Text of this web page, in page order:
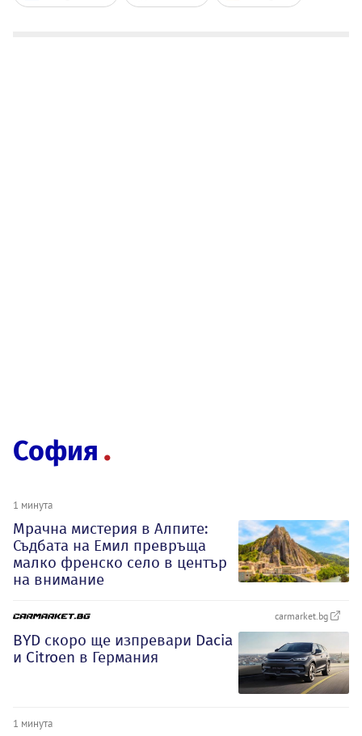
София
1 минута
Мрачна мистерия в Алпите:
Съдбата на Емил превръща
малко френско село в център
на внимание
carmarket.bg
BYD скоро ще изпревари Dacia
и Citroеn в Германия
1 минута